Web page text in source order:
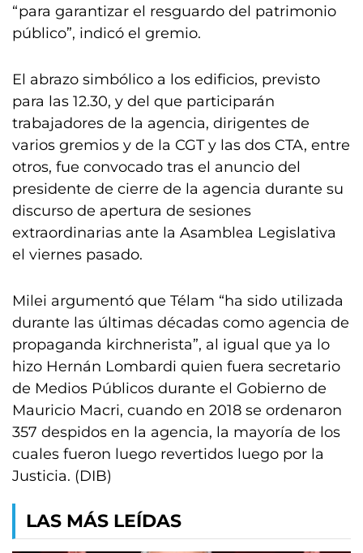
“para garantizar el resguardo del patrimonio
público”, indicó el gremio.
El abrazo simbólico a los edificios, previsto
para las 12.30, y del que participarán
trabajadores de la agencia, dirigentes de
varios gremios y de la CGT y las dos CTA, entre
otros, fue convocado tras el anuncio del
presidente de cierre de la agencia durante su
discurso de apertura de sesiones
extraordinarias ante la Asamblea Legislativa
el viernes pasado.
Milei argumentó que Télam “ha sido utilizada
durante las últimas décadas como agencia de
propaganda kirchnerista”, al igual que ya lo
hizo Hernán Lombardi quien fuera secretario
de Medios Públicos durante el Gobierno de
Mauricio Macri, cuando en 2018 se ordenaron
357 despidos en la agencia, la mayoría de los
cuales fueron luego revertidos luego por la
Justicia. (DIB)
LAS MÁS LEÍDAS